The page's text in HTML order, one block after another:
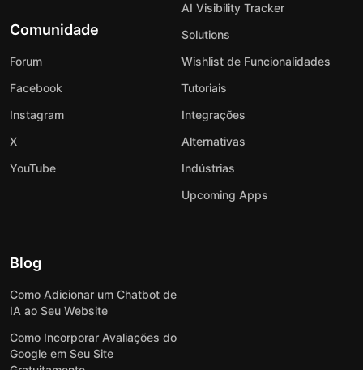
Comunidade
Forum
Facebook
Instagram
X
YouTube
AI Visibility Tracker
Solutions
Wishlist de Funcionalidades
Tutoriais
Integrações
Alternativas
Indústrias
Upcoming Apps
Blog
Como Adicionar um Chatbot de
IA ao Seu Website
Como Incorporar Avaliações do
Google em Seu Site